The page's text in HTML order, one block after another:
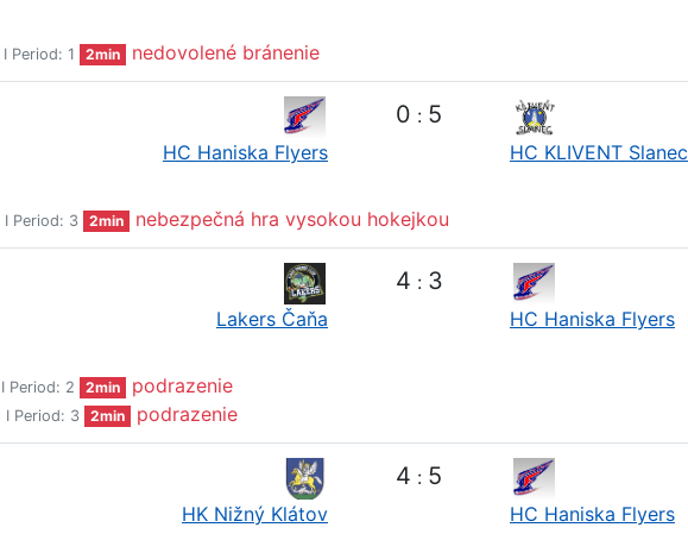
I Period: 1 2min nedovolené bránenie
HC Haniska Flyers
0 : 5
HC KLIVENT Slanec
I Period: 3 2min nebezpečná hra vysokou hokejkou
Lakers Čaňa
4 : 3
HC Haniska Flyers
I Period: 2 2min podrazenie
I Period: 3 2min podrazenie
HK Nižný Klátov
4 : 5
HC Haniska Flyers